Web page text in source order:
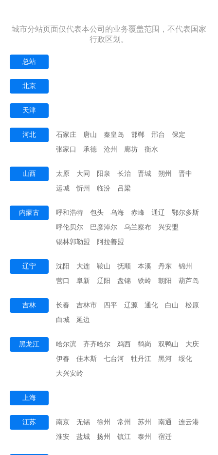
城市分站页面仅代表本公司的业务覆盖范围，不代表国家
行政区划。
总站
北京
天津
河北 石家庄 唐山 秦皇岛 邯郸 邢台
保定
张家口
承德 沧州 廊坊 衡水
山西 太原 大同 阳泉 长治 晋城 朔州
晋中
运城
忻州 临汾 吕梁
内蒙古 呼和浩特 包头 乌海 赤峰 通辽
鄂尔多斯
呼伦贝尔
巴彦淖尔 乌兰察布
兴安盟
锡林郭勒盟
阿拉善盟
辽宁 沈阳 大连 鞍山 抚顺 本溪 丹东
锦州
营口
阜新 辽阳 盘锦 铁岭 朝阳 葫芦岛
吉林 长春 吉林市 四平 辽源 通化 白山
松原
白城
延边
黑龙江 哈尔滨 齐齐哈尔 鸡西 鹤岗 双鸭山
大庆
伊春
佳木斯 七台河 牡丹江 黑河
绥化
大兴安岭
上海
江苏 南京 无锡 徐州 常州 苏州 南通
连云港
淮安
盐城 扬州 镇江 泰州 宿迁